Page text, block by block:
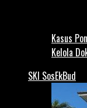
Kasus
Kelola
SKI SosEkBud